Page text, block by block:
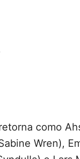
como
Wren),